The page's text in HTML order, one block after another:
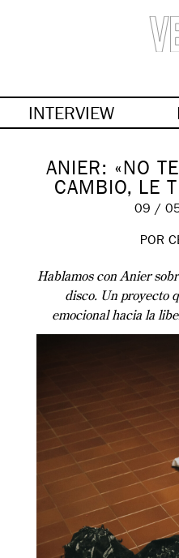
INTERVIEW
ANIER: «NO
CAMBIO, LE
09 /
POR
Hablamos con Anier
disco. Un proyecto
emocional hacia la